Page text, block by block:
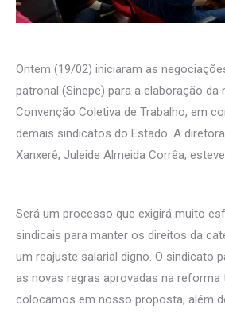
Ontem (19/02) iniciaram as
patronal (Sinepe) para a elaboração da
Convenção Coletiva de Trabalho, em
demais sindicatos do Estado. A
Xanxerê, Juleide Almeida Corrêa,
Será um processo que exigirá muito
sindicais para manter os direitos da
um reajuste salarial digno. O sindicato
as novas regras aprovadas na reforma
colocamos em nosso proposta, além